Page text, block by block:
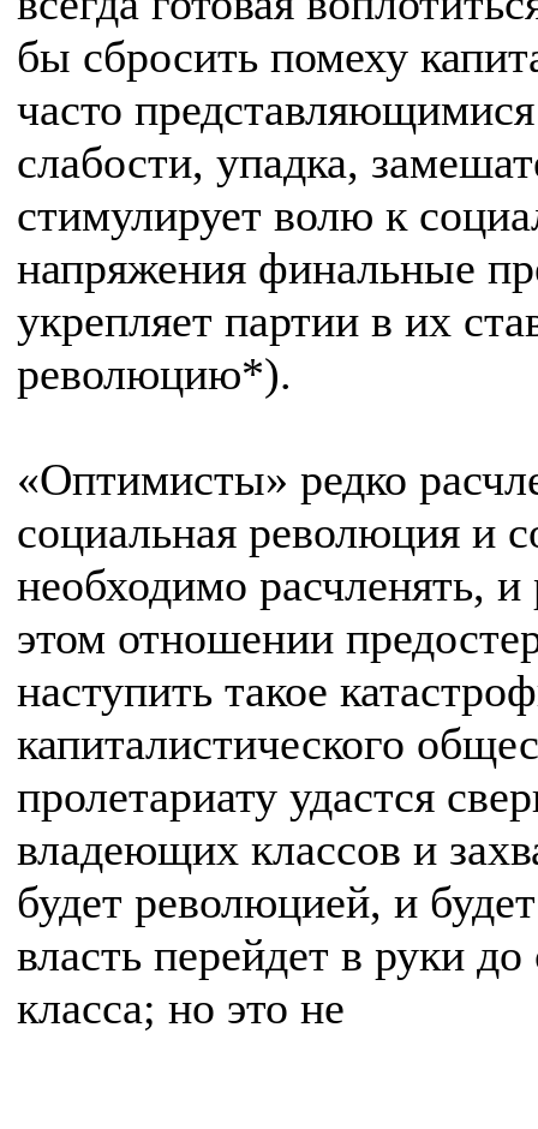
бы сбросить помеху
часто
слабости, упадка,
стимулирует волю к
напряжения финальные
укрепляет партии в их
революцию*).
«Оптимисты» редко
социальная революция и
необходимо расчленять,
этом отношении
наступить такое
капиталистического
пролетариату удастся
владеющих классов и
будет революцией, и
власть перейдет в руки
класса; но это не